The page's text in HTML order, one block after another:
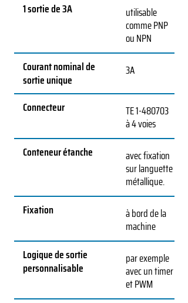
1 sortie de 3A
utilisable
comme PNP
ou NPN
Courant nominal de
sortie unique
3A
Connecteur TE1-480703
à 4 voies
Conteneur étanche
avec fixation
sur languette
métallique.
Fixation
à bord de la
machine
Logique de sortie
personnalisable
par exemple
avec un timer
et PWM